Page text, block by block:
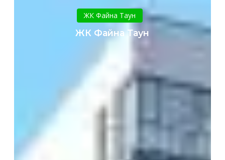
Файна
Таун
ЖК Файна Таун
ЖК Файна Таун